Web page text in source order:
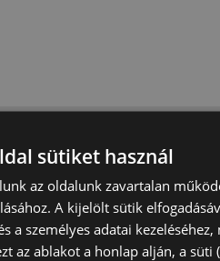
sütiket használ
az oldalunk zavartalan
A kijelölt sütik
a személyes adatai
az ablakot a honlap alján, a